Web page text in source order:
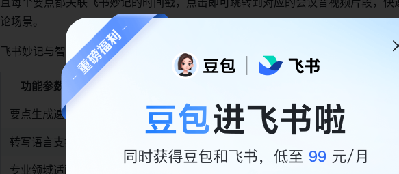
论场景。
飞书妙记与智能纪要的核心参数如下：
功能参数
要点生成速度 会议结束后≤60秒生成完整结构化要点
转写语言支持
专业领域适配